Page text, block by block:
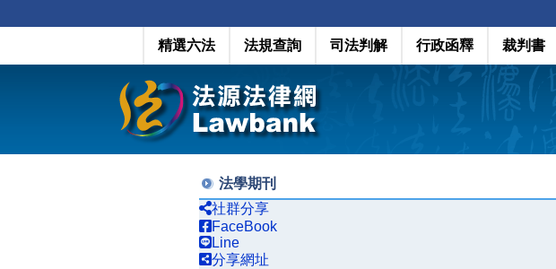
精選六法 法規查詢 司法判解 行政函釋 裁判書
法學期刊
社群分享
FaceBook
Line
分享網址